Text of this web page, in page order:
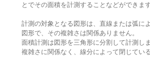
とでその面積を計測することなどができます
計測の対象となる図形は、直線または弧に
図形で、その複雑さは関係ありません。
面積計測は図形を三角形に分割して計測しま
複雑さに関係なく、線分によって閉じてい